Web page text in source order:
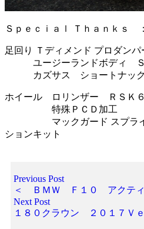
Ｓｐｅｃｉａｌ Ｔｈａｎｋｓ
足回り Ｔディメンド プロダンパ
ユージーランドボディ Ｓ
カズサス ショートナッ
ホイール ロリンザー ＲＳＫ
特殊ＰＣＤ加工
マックガード スプライン
ションキット
Previous Post
＜ ＢＭＷ Ｆ１０ アクティ
Next Post
１８０クラウン ２０１７Ｖ